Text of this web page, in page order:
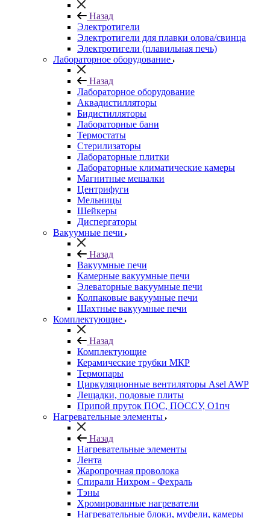
Назад
Электротигели
Электротигели для плавки олова/свинца
Электротигели (плавильная печь)
Лабораторное оборудование
Назад
Лабораторное оборудование
Аквадистилляторы
Бидистилляторы
Лабораторные бани
Термостаты
Стерилизаторы
Лабораторные плитки
Лабораторные климатические камеры
Магнитные мешалки
Центрифуги
Мельницы
Шейкеры
Диспергаторы
Вакуумные печи
Назад
Вакуумные печи
Камерные вакуумные печи
Элеваторные вакуумные печи
Колпаковые вакуумные печи
Шахтные вакуумные печи
Комплектующие
Назад
Комплектующие
Керамические трубки МКР
Термопары
Циркуляционные вентиляторы Asel AWP
Лещадки, подовые плиты
Припой пруток ПОС, ПОССУ, О1пч
Нагревательные элементы
Назад
Нагревательные элементы
Лента
Жаропрочная проволока
Спирали Нихром - Фехраль
Тэны
Хромированные нагреватели
Нагревательные блоки, муфели, камеры